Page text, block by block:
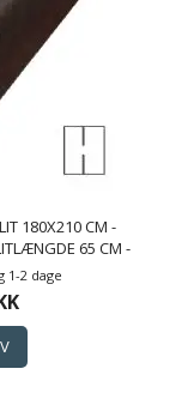
180X210 CM -
65 CM -
- BORÅS
LAGEN
1-2 dage